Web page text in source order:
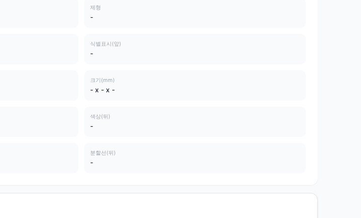
제형
-
식별표시(앞)
-
크기(mm)
- x - x -
색상(뒤)
-
분할선(뒤)
-